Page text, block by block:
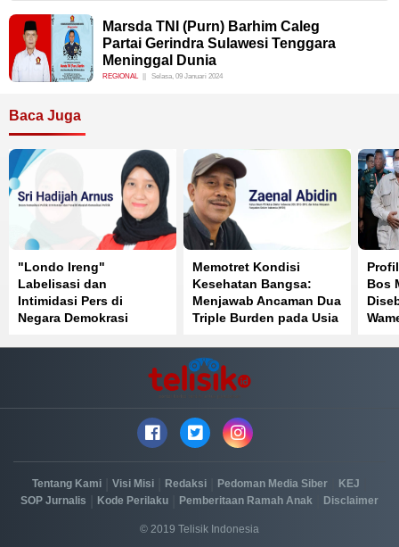
Marsda TNI (Purn) Barhim Caleg
Partai Gerindra Sulawesi Tenggara
Meninggal Dunia
REGIONAL Selasa, 09 Januari 2024
Baca Juga
"Londo Ireng"
Labelisasi dan
Intimidasi Pers di
Negara Demokrasi
Memotret Kondisi
Kesehatan Bangsa:
Menjawab Ancaman Dua
Triple Burden pada Usia
Bos
Tentang Kami Visi Misi Redaksi Pedoman Media Siber KEJ
SOP Jurnalis Kode Perilaku Pemberitaan Ramah Anak Disclaimer
© 2019 Telisik Indonesia